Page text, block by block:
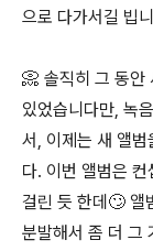
으로 다가서길 빕
📀 솔직히 그 동안
있었습니다만, 녹
서, 이제는 새 앨범
다. 이번 앨범은
걸린 듯 한데🙄 앨
분발해서 좀 더 그